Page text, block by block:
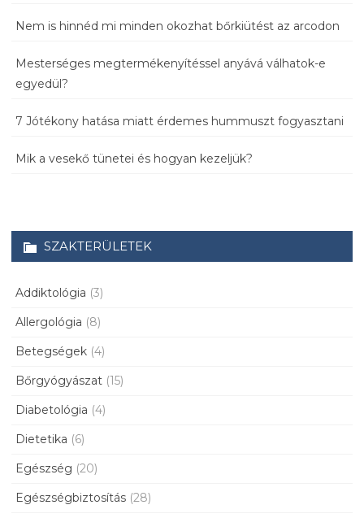
Nem is hinnéd mi minden okozhat bőrkiütést az arcodon
Mesterséges megtermékenyítéssel anyává válhatok-e
egyedül?
7 Jótékony hatása miatt érdemes hummuszt fogyasztani
Mik a vesekő tünetei és hogyan kezeljük?
SZAKTERÜLETEK
Addiktológia (3)
Allergológia (8)
Betegségek (4)
Bőrgyógyászat (15)
Diabetológia (4)
Dietetika (6)
Egészség (20)
Egészségbiztosítás (28)